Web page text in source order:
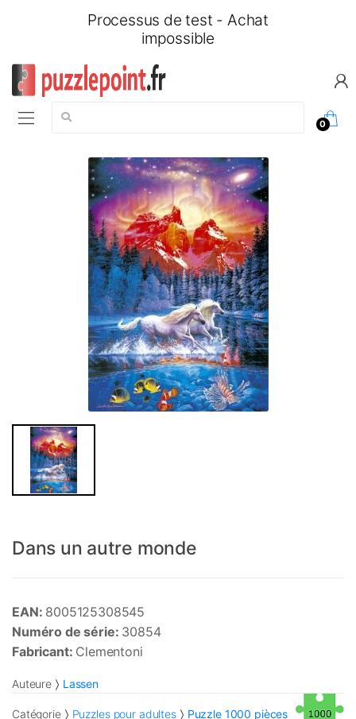
Processus de test - Achat
impossible
Chercher:
0
Dans un autre monde
EAN: 8005125308545
Numéro de série: 30854
Fabricant: Clementoni
Auteure Lassen
Catégorie Puzzles pour adultes Puzzle 1000 pièces